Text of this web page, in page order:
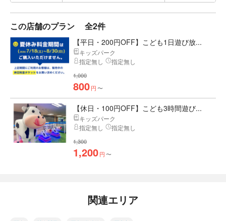
この店舗のプラン 全2件
【平日・200円OFF】こども1日遊び放...
キッズパーク
指定無し
指定無し
1,000
800円 〜
【休日・100円OFF】こども3時間遊び...
キッズパーク
指定無し
指定無し
1,300
1,200円 〜
関連エリア